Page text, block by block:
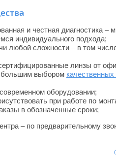
и честная диагностика
индивидуального подхода;
любой сложности – в том
линзы от
большим выбором качественных
оборудовании;
при работе по
в обозначенные сроки;
– по предварительному